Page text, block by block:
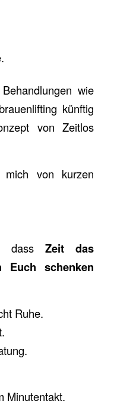
wie
künftig
von Zeitlos
mich von kurzen
dassZeit das
schenken
Ruhe.
Minutentakt.